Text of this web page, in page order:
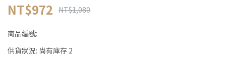
NT$972 NT$1,080
商品編號:
供貨狀況: 尚有庫存 2